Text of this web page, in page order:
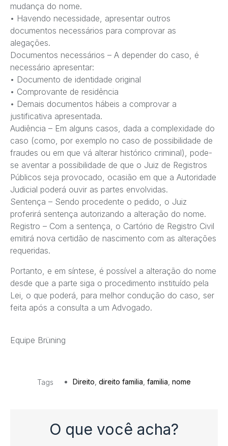
mudança do nome.
• Havendo necessidade, apresentar outros
documentos necessários para comprovar as
alegações.
Documentos necessários – A depender do caso, é
necessário apresentar:
• Documento de identidade original
• Comprovante de residência
• Demais documentos hábeis a comprovar a
justificativa apresentada.
Audiência – Em alguns casos, dada a complexidade do
caso (como, por exemplo no caso de possibilidade de
fraudes ou em que vá alterar histórico criminal), pode-
se aventar a possibilidade de que o Juiz de Registros
Públicos seja provocado, ocasião em que a Autoridade
Judicial poderá ouvir as partes envolvidas.
Sentença – Sendo procedente o pedido, o Juiz
proferirá sentença autorizando a alteração do nome.
Registro – Com a sentença, o Cartório de Registro Civil
emitirá nova certidão de nascimento com as alterações
requeridas.
Portanto, e em síntese, é possível a alteração do nome
desde que a parte siga o procedimento instituído pela
Lei, o que poderá, para melhor condução do caso, ser
feita após a consulta a um Advogado.
Equipe Brüning
Tags Direito direito familia familia nome
O que você acha?